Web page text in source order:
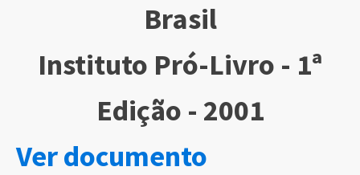
Brasil
Instituto Pró-Livro - 1ª
Edição - 2001
Ver documento